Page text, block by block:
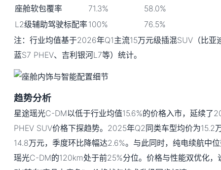
座舱软包覆率
71.3%
58.0%
L2级辅助驾驶标配率100%
76.5%
注：行业均值基于2026年Q1主流15万元级插混SUV（比亚
蓝S7 PHEV、吉利银河L7等）统计。
趋势分析
星途瑶光C-DM以低于行业均值15.6%的价格入市，延续了
PHEV SUV价格下探趋势。2025年Q2同类车型均价为15.2
14.8万元，季度环比降幅达2.6%。与此同时，纯电续航中
瑶光C-DM的120km处于前25%分位。价格与性能双优化，